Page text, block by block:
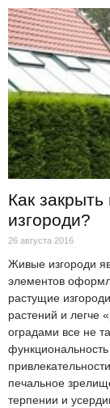
Как
изгороди?
26 августа 2016
Живые изгороди
элементов
растущие
растений и легче
оградами все не
печальное
терпении и